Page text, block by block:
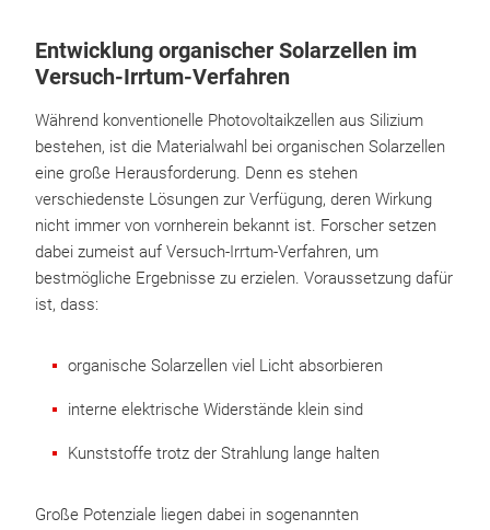
Entwicklung organischer Solarzellen im
Versuch-Irrtum-Verfahren
Während konventionelle Photovoltaikzellen aus Silizium
bestehen, ist die Materialwahl bei organischen Solarzellen
eine große Herausforderung. Denn es stehen
verschiedenste Lösungen zur Verfügung, deren Wirkung
nicht immer von vornherein bekannt ist. Forscher setzen
dabei zumeist auf Versuch-Irrtum-Verfahren, um
bestmögliche Ergebnisse zu erzielen. Voraussetzung dafür
ist, dass:
organische Solarzellen viel Licht absorbieren
interne elektrische Widerstände klein sind
Kunststoffe trotz der Strahlung lange halten
Große Potenziale liegen dabei in sogenannten